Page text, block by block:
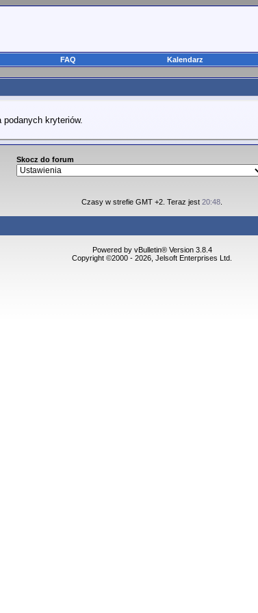
FAQ Kalendarz
podanych kryteriów.
Skocz do forum
Czasy w strefie GMT +2. Teraz jest 20:48
Powered by vBulletin® Version 3.8.4
Copyright ©2000 - 2026, Jelsoft Enterprises Ltd.